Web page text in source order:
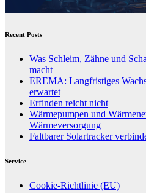
Recent Posts
Was Schleim, Zähne und
macht
EREMA: Langfristiges
erwartet
Erfinden reicht nicht
Wärmepumpen und
Wärmeversorgung
Faltbarer Solartracker
Service
Cookie-Richtlinie (EU)